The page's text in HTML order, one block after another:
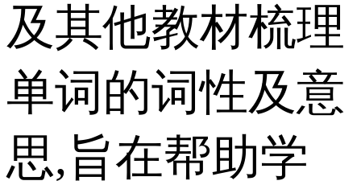
及其他教材梳理
单词的词性及意
思,旨在帮助学